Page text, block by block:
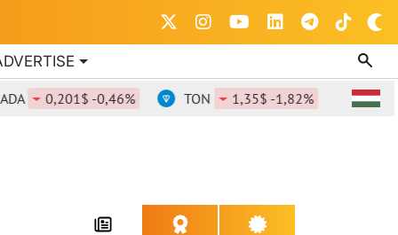
0,201$ -0,46% TON 1,35$ -1,82% DOT